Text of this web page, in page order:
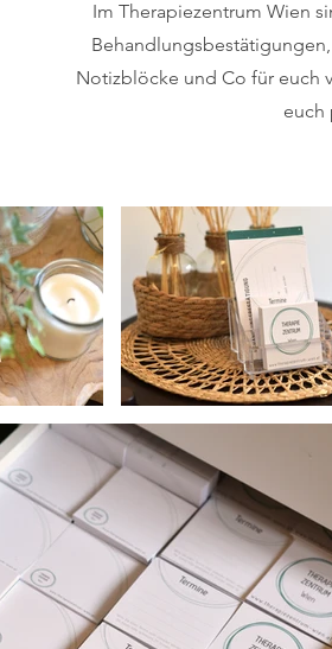
Im Therapiezentrum Wien
Notizblöcke und Co für euch
euch